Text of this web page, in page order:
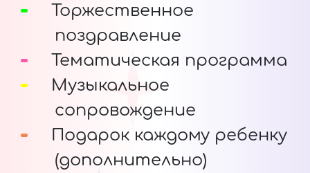
Торжественное
поздравление
Тематическая программа
Музыкальное
сопровождение
Подарок каждому ребенку
(дополнительно)